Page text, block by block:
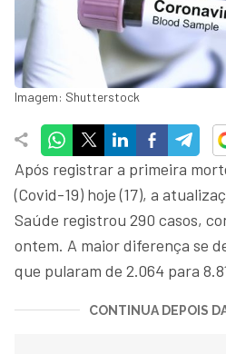
Imagem: Shutterstock
Após registrar a primeira
(Covid-19) hoje (17), a
Saúde registrou 290 casos,
ontem. A maior diferença se
que pularam de 2.064 para
CONTINUA DEPOIS